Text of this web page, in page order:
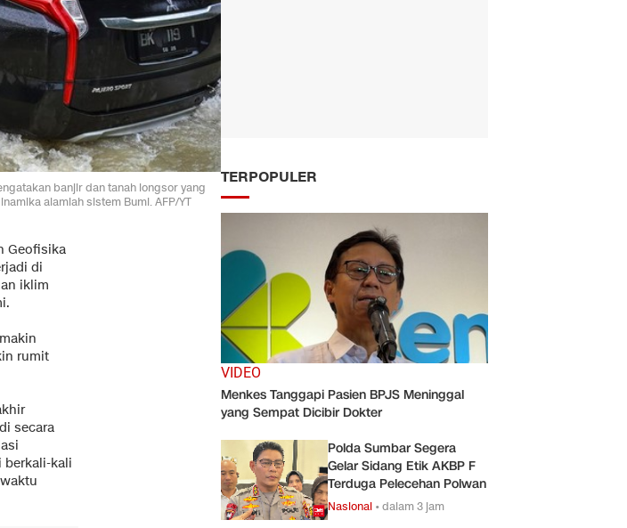
banjir dan tanah longsor yang
alamiah sistem Bumi. AFP/YT
Geofisika
di
iklim
rumit
secara
berkali-kali
TERPOPULER
VIDEO
Menkes Tanggapi Pasien BPJS Meninggal
yang Sempat Dicibir Dokter
Polda Sumbar Segera
Gelar Sidang Etik AKBP F
Terduga Pelecehan Polwan
Nasional •dalam 3 jam